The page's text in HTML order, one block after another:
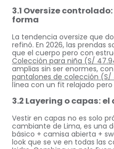
3.1 Oversize
forma
La tendencia oversize que
refinó. En 2026, las prendas
que el cuerpo pero con
Colección para niña (S/
amplias sin ser enormes,
pantalones de colección (S/
línea con un fit relajado pero
3.2 Layering o capas:
Vestir en capas no es solo
cambiante de Lima, es una
básico + camisa abierta +
look que se ve en todas las